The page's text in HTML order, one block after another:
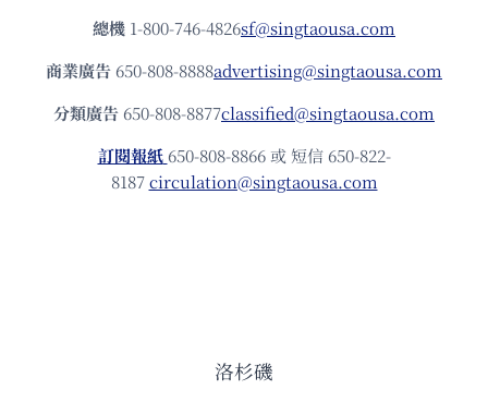
總機 1-800-746-4826sf@singtaousa.com
商業廣告 650-808-8888advertising@singtaousa.com
分類廣告 650-808-8877classified@singtaousa.com
訂閱報紙 650-808-8866 或 短信 650-822-
8187circulation@singtaousa.com
洛杉磯